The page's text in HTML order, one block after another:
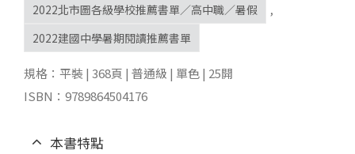
2022北市圖各級學校推薦書單／高中職／暑假
,
2022建國中學暑期閱讀推薦書單
規格：平裝 | 368頁 | 普通級 | 單色 | 25開
ISBN：9789864504176
本書特點